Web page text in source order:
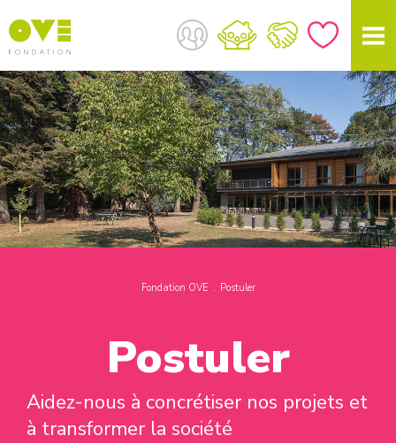
Fondation OVE Postuler
Postuler
Aidez-nous à concrétiser nos projets et
à transformer la société